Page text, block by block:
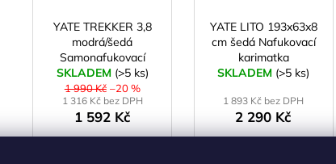
YATE TREKKER 3,8
modrá/šedá
Samonafukovací
karimatka
SKLADEM (>5 ks)
1 990 Kč –20 %
1 316 Kč bez DPH
1 592 Kč
YATE LITO 193x63x8
cm šedá Nafukovací
karimatka
SKLADEM (>5 ks)
1 893 Kč bez DPH
2 290 Kč